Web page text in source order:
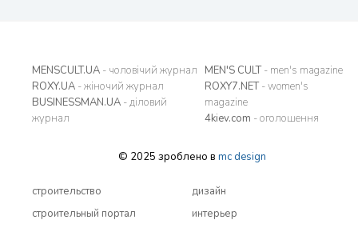
MENSCULT.UA - чоловічий журнал
ROXY.UA - жіночий журнал
BUSINESSMAN.UA - діловий
журнал
MEN'S CULT- men's magazine
ROXY7.NET- women's
magazine
4kiev.com - оголошення
© 2025 зроблено в mc design
строительство
строительный портал
дизайн
интерьер